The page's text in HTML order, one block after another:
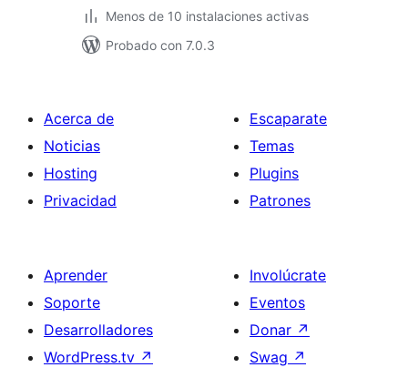
Menos de 10 instalaciones activas
Probado con 7.0.3
Acerca de
Noticias
Hosting
Privacidad
Escaparate
Temas
Plugins
Patrones
Aprender
Soporte
Desarrolladores
WordPress.tv ↗
Involúcrate
Eventos
Donar ↗
Swag ↗